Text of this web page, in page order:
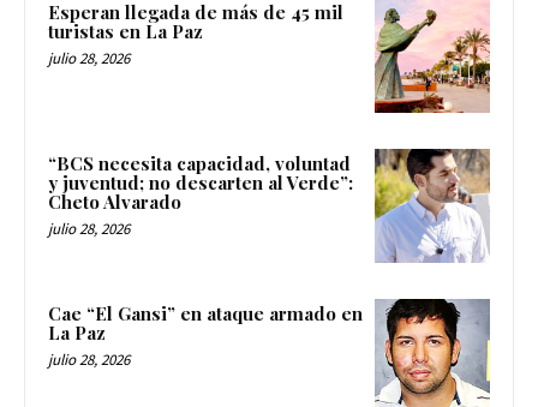
Esperan llegada de más de 45 mil
turistas en La Paz
julio 28, 2026
“BCS necesita capacidad, voluntad
y juventud; no descarten al Verde”:
Cheto Alvarado
julio 28, 2026
Cae “El Gansi” en ataque armado en
La Paz
julio 28, 2026